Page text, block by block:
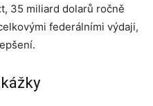
35 miliard dolarů ročně
federálními výdaji,